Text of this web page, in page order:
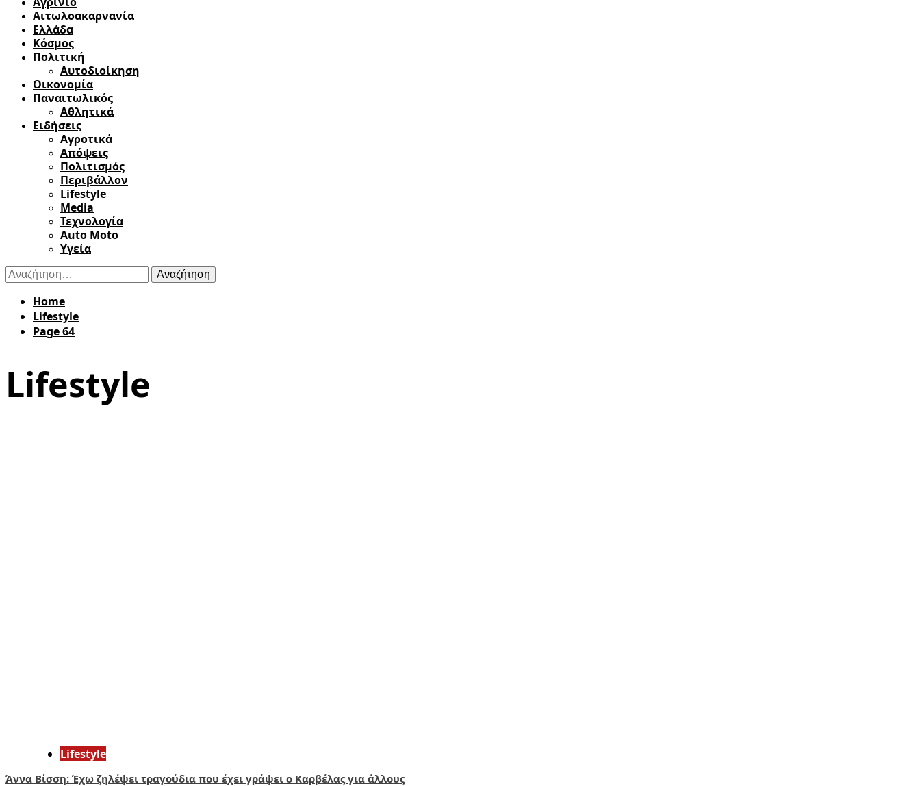
Αιτωλοακαρνανία
Ελλάδα
Κόσμος
Πολιτική
Αυτοδιοίκηση
Οικονομία
Παναιτωλικός
Αθλητικά
Ειδήσεις
Αγροτικά
Απόψεις
Πολιτισμός
Περιβάλλον
Lifestyle
Media
Τεχνολογία
Auto Moto
Υγεία
Αναζήτηση
για:
Home
Lifestyle
Page 64
Lifestyle
Lifestyle
Άννα Βίσση: Έχω ζηλέψει τραγούδια που έχει γράψει ο Καρβέλας για άλλους